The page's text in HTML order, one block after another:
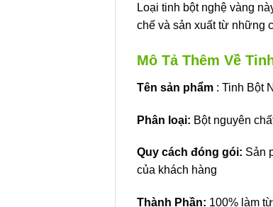
Loại tinh bột nghệ vàng
chế và sản xuất từ những
Mô Tả Thêm Về
Tên sản phẩm : Tinh Bột
Phân loại: Bột nguyên
Quy cách đóng gói: Sản
của khách hàng
Thành Phần: 100% làm